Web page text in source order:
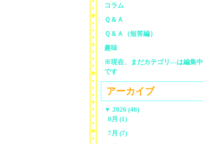
コラム
Ｑ＆Ａ
Ｑ＆Ａ（短答編）
趣味
※現在、まだカテゴリ—は編集中
です
アーカイブ
▼ 2026 (46)
8月 (1)
7月 (7)